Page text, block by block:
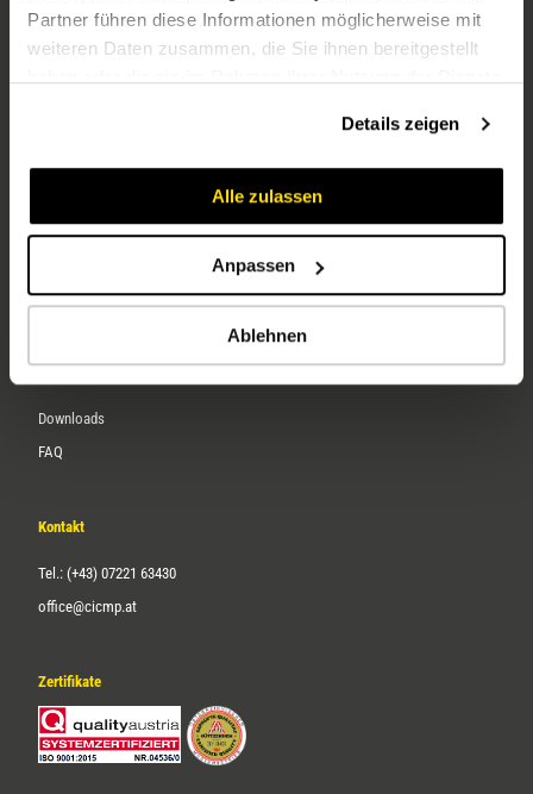
Partner führen diese Informationen möglicherweise mit
weiteren Daten zusammen, die Sie ihnen bereitgestellt
Details zeigen
Alle zulassen
Anpassen
Ablehnen
Karriere
Downloads
FAQ
Kontakt
Tel.: (+43) 07221 63430
office@cicmp.at
Zertifikate